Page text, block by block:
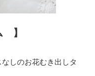
】
しのお花むき出しタ